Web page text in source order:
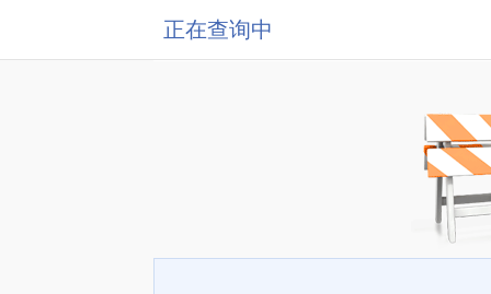
正在查询中